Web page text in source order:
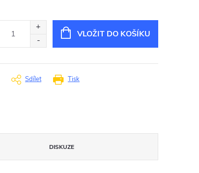
VLOŽIT DO KOŠÍKU
Tisk
Sdílet
DISKUZE